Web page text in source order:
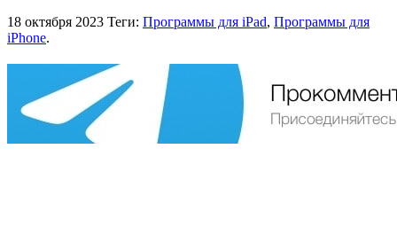
18 октября 2023 Теги: Программы для iPad, Программы для
iPhone.